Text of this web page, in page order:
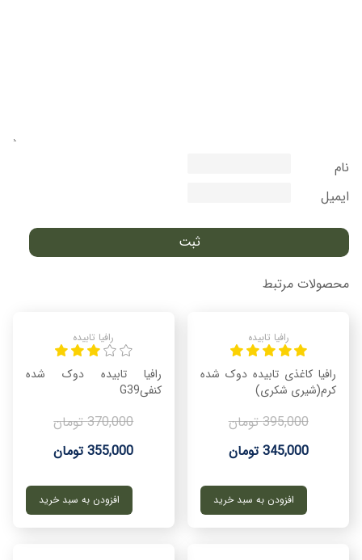
نام
ایمیل
محصولات مرتبط
رافیا تابیده
رافیا کاغذی تابیده دوک شده
کرم(شیری شکری)
345,000 تومان
395,000 تومان
افزودن به سبد خرید
رافیا تابیده
رافیا تابیده دوک شده
کنفیG39
355,000 تومان
370,000 تومان
افزودن به سبد خرید